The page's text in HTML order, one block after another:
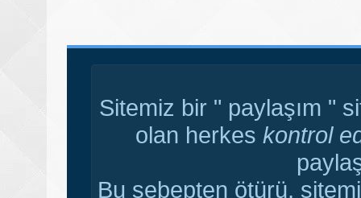
Sitemiz bir " paylaşım "
olan herkes kontrol
Bu sebepten ötürü,